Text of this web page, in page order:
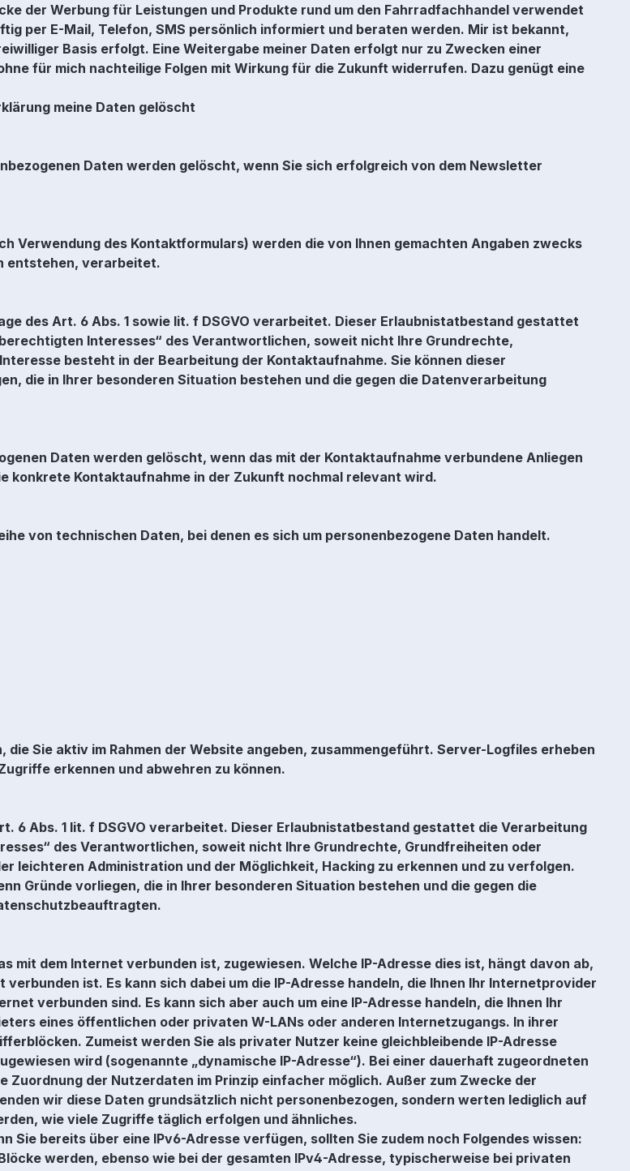
der Werbung für Leistungen und Produkte rund um den Fahrradfachhandel verwendet
per E-Mail, Telefon, SMS persönlich informiert und beraten werden. Mir ist bekannt,
Basis erfolgt. Eine Weitergabe meiner Daten erfolgt nur zu Zwecken einer
für mich nachteilige Folgen mit Wirkung für die Zukunft widerrufen. Dazu genügt eine
meine Daten gelöscht
Daten werden gelöscht, wenn Sie sich erfolgreich von dem Newsletter
Verwendung des Kontaktformulars) werden die von Ihnen gemachten Angaben zwecks
entstehen, verarbeitet.
des Art. 6 Abs. 1 sowie lit. f DSGVO verarbeitet. Dieser Erlaubnistatbestand gestattet
Interesses“ des Verantwortlichen, soweit nicht Ihre Grundrechte,
besteht in der Bearbeitung der Kontaktaufnahme. Sie können dieser
die in Ihrer besonderen Situation bestehen und die gegen die Datenverarbeitung
Daten werden gelöscht, wenn das mit der Kontaktaufnahme verbundene Anliegen
konkrete Kontaktaufnahme in der Zukunft nochmal relevant wird.
von technischen Daten, bei denen es sich um personenbezogene Daten handelt.
Sie aktiv im Rahmen der Website angeben, zusammengeführt. Server-Logfiles erheben
erkennen und abwehren zu können.
6 Abs. 1 lit. f DSGVO verarbeitet. Dieser Erlaubnistatbestand gestattet die Verarbeitung
des Verantwortlichen, soweit nicht Ihre Grundrechte, Grundfreiheiten oder
leichteren Administration und der Möglichkeit, Hacking zu erkennen und zu verfolgen.
Gründe vorliegen, die in Ihrer besonderen Situation bestehen und die gegen die
mit dem Internet verbunden ist, zugewiesen. Welche IP-Adresse dies ist, hängt davon ab,
ist. Es kann sich dabei um die IP-Adresse handeln, die Ihnen Ihr Internetprovider
verbunden sind. Es kann sich aber auch um eine IP-Adresse handeln, die Ihnen Ihr
eines öffentlichen oder privaten W-LANs oder anderen Internetzugangs. In ihrer
Zumeist werden Sie als privater Nutzer keine gleichbleibende IP-Adresse
wird (sogenannte „dynamische IP-Adresse“). Bei einer dauerhaft zugeordneten
Zuordnung der Nutzerdaten im Prinzip einfacher möglich. Außer zum Zwecke der
wir diese Daten grundsätzlich nicht personenbezogen, sondern werten lediglich auf
wie viele Zugriffe täglich erfolgen und ähnliches.
Sie bereits über eine IPv6-Adresse verfügen, sollten Sie zudem noch Folgendes wissen:
werden, ebenso wie bei der gesamten IPv4-Adresse, typischerweise bei privaten